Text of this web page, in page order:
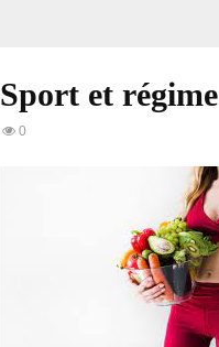
Sport et régime
0